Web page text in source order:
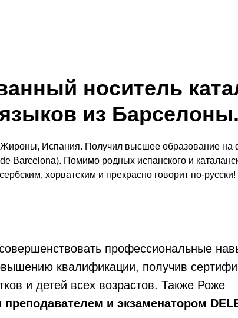
носитель
из Барселоны.
Жироны, Испания. Получил высшее образование на
Barcelona). Помимо родных испанского и
хорватским и прекрасно говорит по-русски!
профессиональные
квалификации, получив
и детей всех возрастов. Также Роже
и экзаменатором